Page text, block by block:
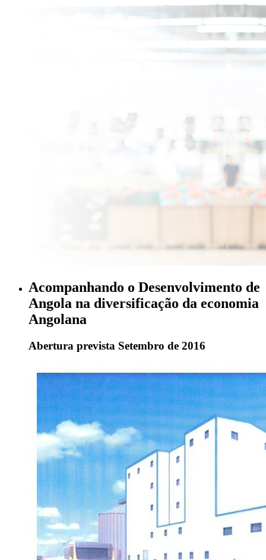
Acompanhando o Desenvolvimento de
Angola na diversificação da economia
Angolana
Abertura prevista Setembro de 2016